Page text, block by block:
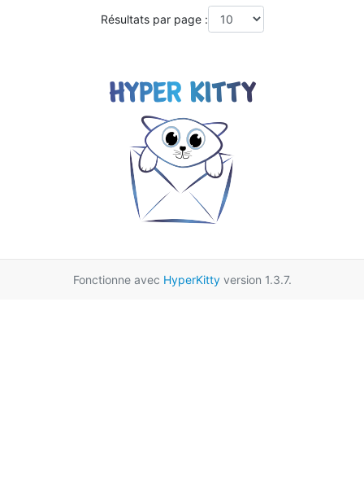
Résultats par page :
Fonctionne avec HyperKittyversion 1.3.7.